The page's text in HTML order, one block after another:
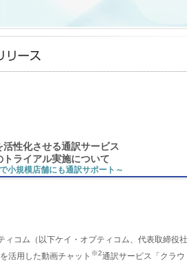
性化させる通訳サービス
トライアル実施について
小規模店舗にも通訳サポート～
ィコム（以下ケイ・オプティコム、代表取締役
を活用した動画チャット ※2通訳サービス「クラ